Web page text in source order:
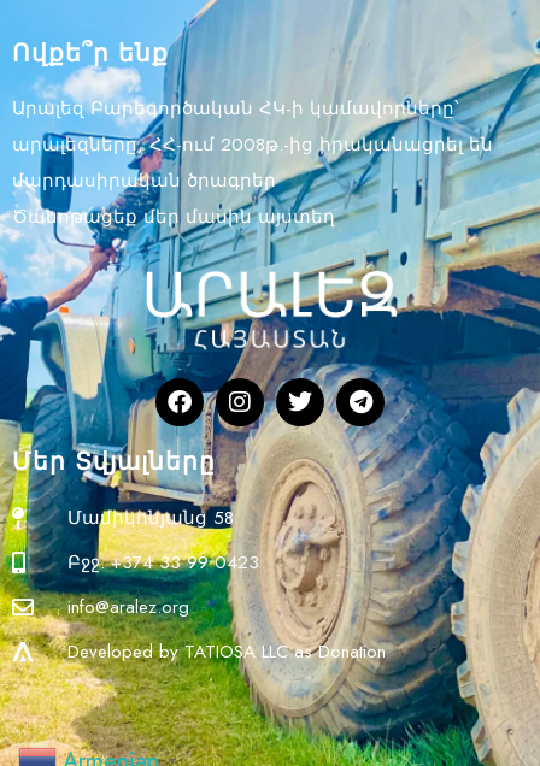
Ովքե՞ր ենք
Արալեզ Բարեգործական ՀԿ-ի կամավորները՝
արալեզները, ՀՀ-ում 2008թ.-ից իրականացրել են
մարդասիրական ծրագրեր
Ծանոթացեք մեր մասին այստեղ
Մեր Տվյալները
Մամիկոնյանց 58
Բջջ. +374 33 99 0423
info@aralez.org
Developed by TATIOSA LLC as Donation
▼